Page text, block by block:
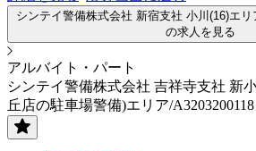
シンテイ警備株式会社 新宿支社 小川(16)エ
の求人を見る
アルバイト・パート
シンテイ警備株式会社 吉祥寺支社 新
丘店の駐車場警備)エリア/A3203200118